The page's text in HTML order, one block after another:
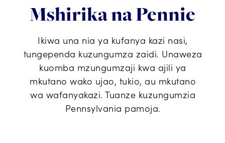
Mshirika na Pennie
Ikiwa una nia ya kufanya kazi nasi,
tungependa kuzungumza zaidi. Unaweza
kuomba mzungumzaji kwa ajili ya
mkutano wako ujao, tukio, au mkutano
wa wafanyakazi. Tuanze kuzungumzia
Pennsylvania pamoja.